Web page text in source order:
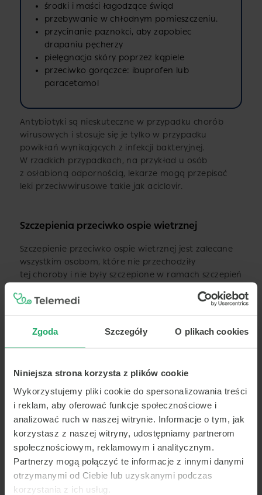
Zgoda Szczegóły O plikach cookies
Niniejsza strona korzysta z plików cookie
Wykorzystujemy pliki cookie do spersonalizowania treści
i reklam, aby oferować funkcje społecznościowe i
analizować ruch w naszej witrynie. Informacje o tym, jak
korzystasz z naszej witryny, udostępniamy partnerom
społecznościowym, reklamowym i analitycznym.
Partnerzy mogą połączyć te informacje z innymi danymi
otrzymanymi od Ciebie lub uzyskanymi podczas
korzystania z ich usług.
środki i maści łagodzące świąd
przebywanie w chłodnym pomieszczeniu.
przycinanie paznokci, aby zapobiec
drapaniu pęcherzy
pielęgnacja skóry poprzez kąpiele
przeciwko gorączce: ibuprofen lub
paracetamol
Antybiotyki są nieskuteczne w przypadku chorób
wirusowych i stosuje się je tylko w przypadku
powikłań wynikających z infekcji bakteryjnej.
W rzadkich przypadkach, na przykład u osób
z osłabioną odpornością, lekarze mogą przepisać
leki przeciwwirusowe takie jak aciclovir.
Szczepienia przeciwko ospie wietrznej
Szczepienie przeciwko ospie wietrznej jest zalecane
wszystkim osobom, które nie przechodziły
tej choroby i nie były szczepione w ramach szczepień
Dla dzieci:
Pierwsze szczepienie w wieku 12–18 miesięcy.
Nieszczepione lub nie w pełni zaszczepione dzieci
i młodzież powinny nadrobić zaległości
w szczepieniach.
Nieszczepionym dorosłym (zwłaszcza kobietom
w wieku rozrodczym), którzy nie przebyli jeszcze ospy
wietrznej, również zaleca się szczepienie.